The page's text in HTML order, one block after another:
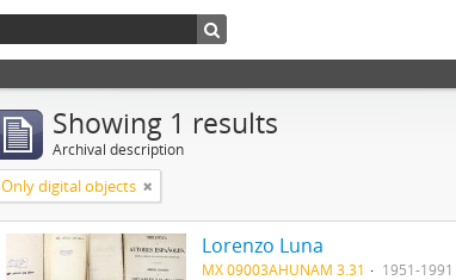
Showing 1 results
Archival description
Only digital objects
Lorenzo Luna
MX 09003AHUNAM 3.31 1951-1991